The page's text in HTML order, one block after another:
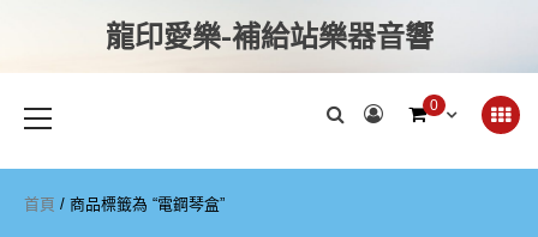
龍印愛樂-補給站樂器音響
0
首頁 / 商品標籤為 “電鋼琴盒”